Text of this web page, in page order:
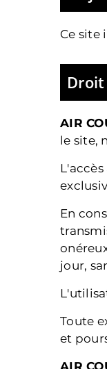
Ce site
AIR
le site,
En
jour,
Toute
et
AIR